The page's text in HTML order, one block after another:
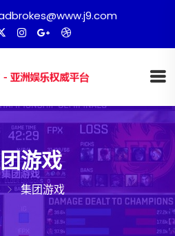
游戏
集团游戏